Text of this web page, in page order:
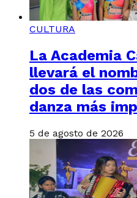
CULTURA
La Academia
llevará el
dos de las
danza más
5 de agosto de 2026